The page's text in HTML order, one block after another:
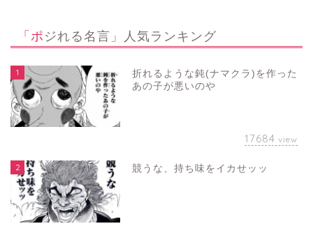
「ポジれる名言」人気ランキング
1
折れるような鈍(ナマクラ)を作った
あの子が悪いのや
17684 view
2 競うな、持ち味をイカせッッ